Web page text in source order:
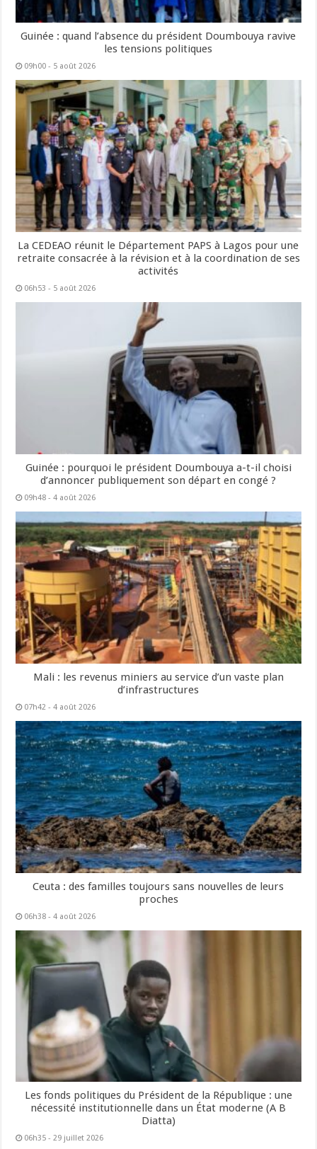
Guinée : quand l’absence du président Doumbouya ravive
les tensions politiques
09h00 - 5 août 2026
La CEDEAO réunit le Département PAPS à Lagos pour une
retraite consacrée à la révision et à la coordination de ses
activités
06h53 - 5 août 2026
Guinée : pourquoi le président Doumbouya a-t-il choisi
d’annoncer publiquement son départ en congé ?
09h48 - 4 août 2026
Mali : les revenus miniers au service d’un vaste plan
d’infrastructures
07h42 - 4 août 2026
Ceuta : des familles toujours sans nouvelles de leurs
proches
06h38 - 4 août 2026
Les fonds politiques du Président de la République : une
nécessité institutionnelle dans un État moderne (A B
Diatta)
06h35 - 29 juillet 2026